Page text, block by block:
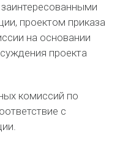
заинтересованными
проектом приказа
на основании
проекта
комиссий по
с